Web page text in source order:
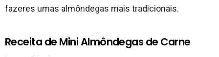
fazeres umas almôndegas mais tradicionais.
Receita de Mini Almôndegas de Carne